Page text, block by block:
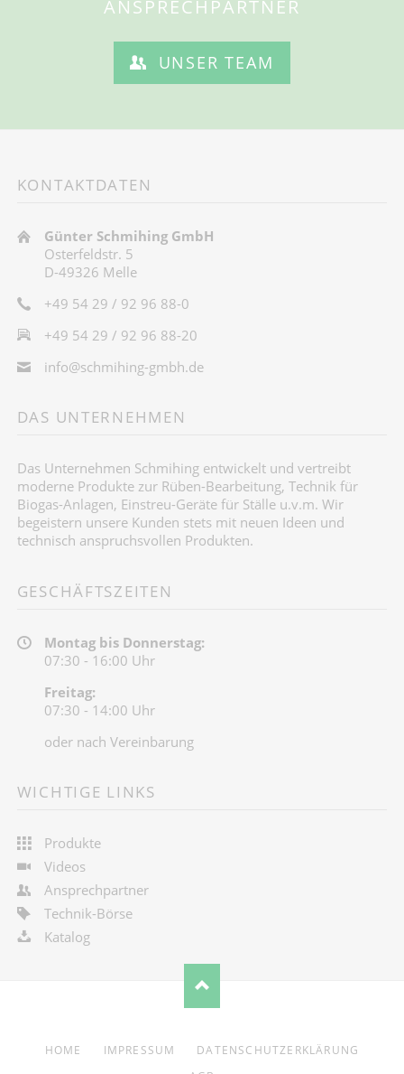
ANSPRECHPARTNER
UNSER TEAM
KONTAKTDATEN
Günter Schmihing GmbH
Osterfeldstr. 5
D-49326 Melle
+49 54 29 / 92 96 88-0
+49 54 29 / 92 96 88-20
info@schmihing-gmbh.de
DAS UNTERNEHMEN
Das Unternehmen Schmihing entwickelt und vertreibt
moderne Produkte zur Rüben-Bearbeitung, Technik für
Biogas-Anlagen, Einstreu-Geräte für Ställe u.v.m. Wir
begeistern unsere Kunden stets mit neuen Ideen und
technisch anspruchsvollen Produkten.
GESCHÄFTSZEITEN
Montag bis Donnerstag:
07:30 - 16:00 Uhr
Freitag:
07:30 - 14:00 Uhr
oder nach Vereinbarung
WICHTIGE LINKS
Produkte
Videos
Ansprechpartner
Technik-Börse
Katalog
NAVIGATION
HOME IMPRESSUM
DATENSCHUTZERKLÄRUNG